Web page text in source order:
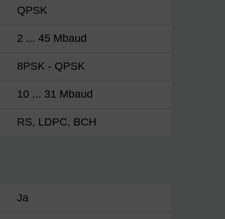
QPSK
2 ... 45 Mbaud
8PSK - QPSK
10 ... 31 Mbaud
RS, LDPC, BCH
Ja